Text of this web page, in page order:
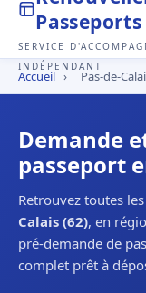
Passeports
SERVICE
INDÉPENDANT
Accueil › Pas-de-
Demande
passeport
Retrouvez toutes
Calais (62), en
pré-demande de
complet prêt à